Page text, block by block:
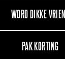
WORD DIKKE VRIEND
PAK KORTING